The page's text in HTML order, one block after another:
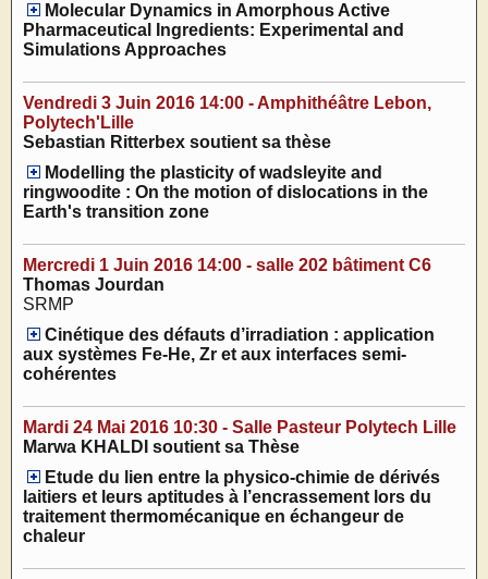
Molecular Dynamics in Amorphous Active
Pharmaceutical Ingredients: Experimental and
Simulations Approaches
Vendredi 3 Juin 2016 14:00 - Amphithéâtre Lebon,
Polytech'Lille
Sebastian Ritterbex soutient sa thèse
Modelling the plasticity of wadsleyite and
ringwoodite : On the motion of dislocations in the
Earth's transition zone
Mercredi 1 Juin 2016 14:00 - salle 202 bâtiment C6
Thomas Jourdan
SRMP
Cinétique des défauts d’irradiation : application
aux systèmes Fe-He, Zr et aux interfaces semi-
cohérentes
Mardi 24 Mai 2016 10:30 - Salle Pasteur Polytech Lille
Marwa KHALDI soutient sa Thèse
Etude du lien entre la physico-chimie de dérivés
laitiers et leurs aptitudes à l’encrassement lors du
traitement thermomécanique en échangeur de
chaleur